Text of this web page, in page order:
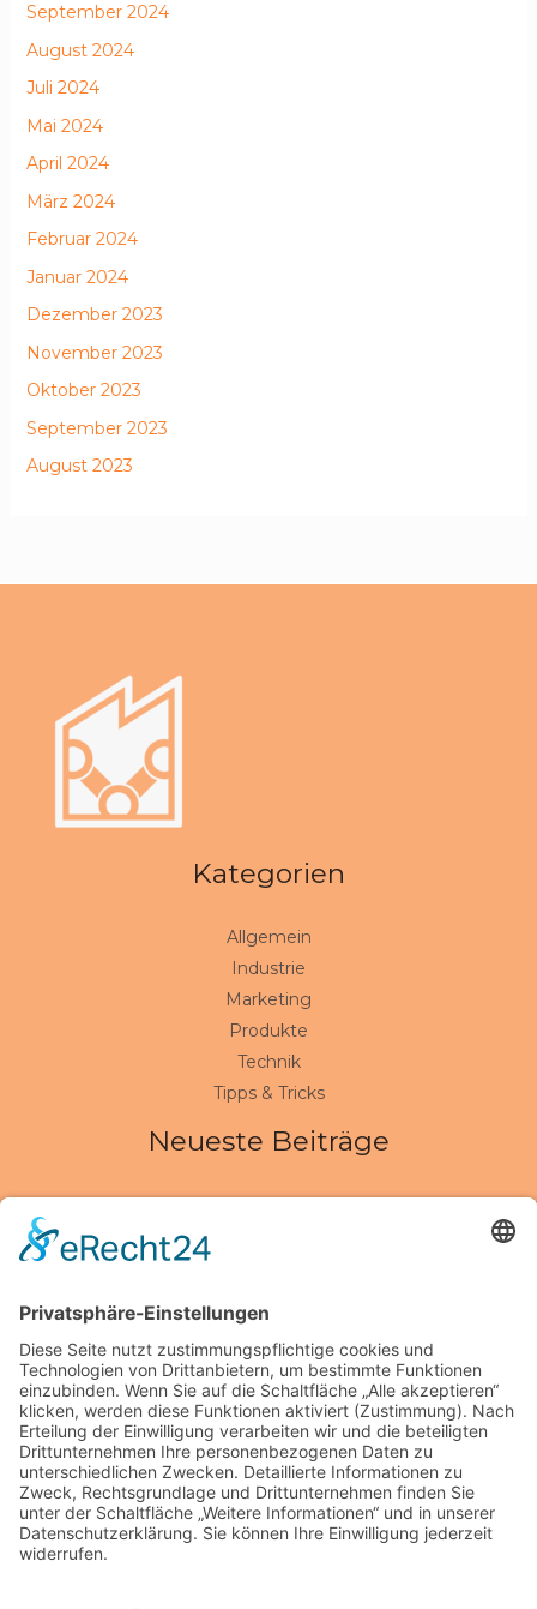
September 2024
August 2024
Juli 2024
Mai 2024
April 2024
März 2024
Februar 2024
Januar 2024
Dezember 2023
November 2023
Oktober 2023
September 2023
August 2023
Kategorien
Allgemein
Industrie
Marketing
Produkte
Technik
Tipps & Tricks
Neueste Beiträge
Wenn Verbindungen halten müssen: So erkennen Sie
den Unterschied zwischen Alltag und Hochleistung
Kalk im System? So verhindern moderne Anlagen teure
Robuste Terrassenüberdachungen – Tipps zur Auswahl
und Qualität
Moderne Produktionslösungen mit Generative Design
Software
So verändern modulare Systeme die Industrie von
morgen
Schlagwörter